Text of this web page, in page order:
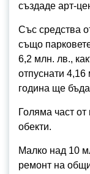
създаде арт-
Със средства
също
6,2 млн. лв.,
отпуснати 4,16
година ще
Голяма част от
обекти.
Малко над 10
ремонт на